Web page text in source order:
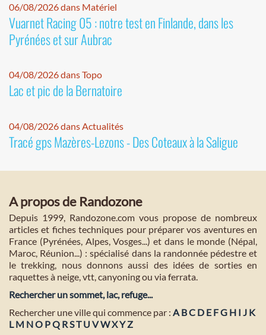
06/08/2026 dans Matériel
Vuarnet Racing 05 : notre test en Finlande, dans les
Pyrénées et sur Aubrac
04/08/2026 dans Topo
Lac et pic de la Bernatoire
04/08/2026 dans Actualités
Tracé gps Mazères-Lezons - Des Coteaux à la Saligue
A propos de Randozone
Depuis 1999, Randozone.com vous propose de nombreux
articles et fiches techniques pour préparer vos aventures en
France (Pyrénées, Alpes, Vosges...) et dans le monde (Népal,
Maroc, Réunion...) : spécialisé dans la randonnée pédestre et
le trekking, nous donnons aussi des idées de sorties en
raquettes à neige, vtt, canyoning ou via ferrata.
Rechercher un sommet, lac, refuge...
Rechercher une ville qui commence par : A BC D E FG H I J K
L M NO PQ RST U VWXYZ